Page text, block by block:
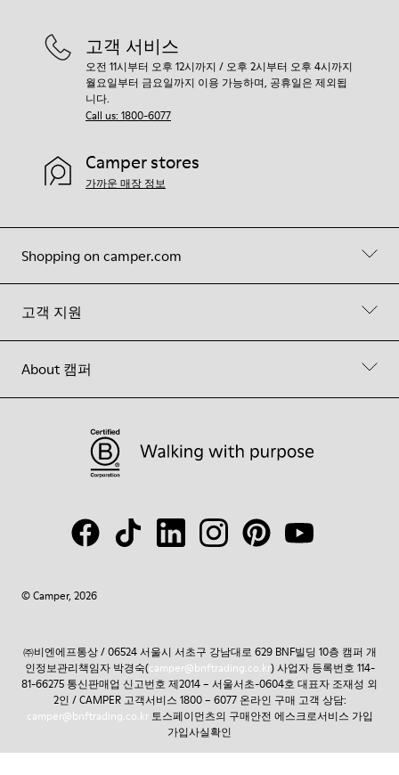
Shopping on camper.com
고객 지원
About 캠퍼
고객 서비스
오전 11시부터 오후 12시까지 / 오후 2시부터 오후 4시까지
월요일부터 금요일까지 이용 가능하며, 공휴일은 제외됩
니다.
Call us: 1800-6077
Camper stores
가까운 매장 정보
© Camper, 2026
㈜비엔에프통상 / 06524 서울시 서초구 강남대로 629 BNF빌딩 10층 캠퍼 개
인정보관리책임자 박경숙(camper@bnftrading.co.kr) 사업자 등록번호 114-
81-66275 통신판매업 신고번호 제2014 – 서울서초-0604호 대표자 조재성 외
2인 / CAMPER 고객서비스 1800 – 6077 온라인 구매 고객 상담:
camper@bnftrading.co.kr토스페이먼츠의 구매안전 에스크로서비스 가입
가입사실확인